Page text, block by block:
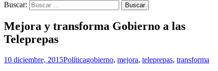
Buscar:
Mejora y transforma Gobierno a las
Teleprepas
10 diciembre, 2015Políticagobierno, mejora, teleprepas, transforma